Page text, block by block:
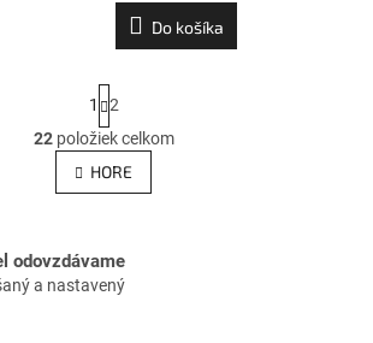
Do košíka
O
v
l
a
c
S
t
r
á
n
k
a
n
i
1
2
22položiek celkom
HORE
odovzdávame
a nastavený